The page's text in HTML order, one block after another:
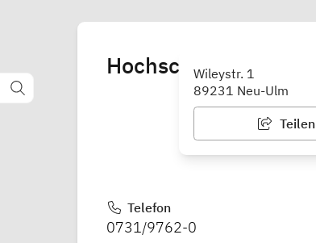
Hochschule Neu-Ulm
Wileystr. 1
89231 Neu-Ulm
Teilen
Telefon
0731/9762-0